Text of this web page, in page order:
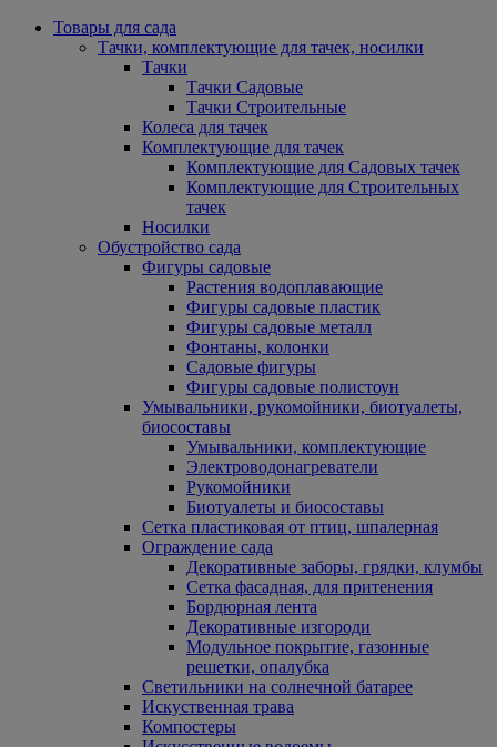
Товары для сада
Тачки, комплектующие для тачек, носилки
Тачки
Тачки Садовые
Тачки Строительные
Колеса для тачек
Комплектующие для тачек
Комплектующие для Садовых тачек
Комплектующие для Строительных
тачек
Носилки
Обустройство сада
Фигуры садовые
Растения водоплавающие
Фигуры садовые пластик
Фигуры садовые металл
Фонтаны, колонки
Садовые фигуры
Фигуры садовые полистоун
Умывальники, рукомойники, биотуалеты,
биосоставы
Умывальники, комплектующие
Электроводонагреватели
Рукомойники
Биотуалеты и биосоставы
Сетка пластиковая от птиц, шпалерная
Ограждение сада
Декоративные заборы, грядки, клумбы
Сетка фасадная, для притенения
Бордюрная лента
Декоративные изгороди
Модульное покрытие, газонные
решетки, опалубка
Светильники на солнечной батарее
Искуственная трава
Компостеры